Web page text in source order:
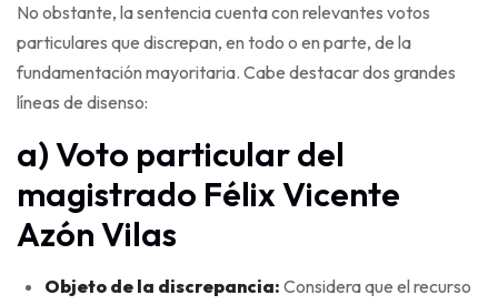
No obstante, la sentencia cuenta con relevantes votos
particulares que discrepan, en todo o en parte, de la
fundamentación mayoritaria. Cabe destacar dos grandes
líneas de disenso:
a) Voto particular del
magistrado Félix Vicente
Azón Vilas
Objeto de la discrepancia: Considera que el recurso